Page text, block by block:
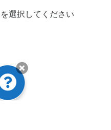
選択してください